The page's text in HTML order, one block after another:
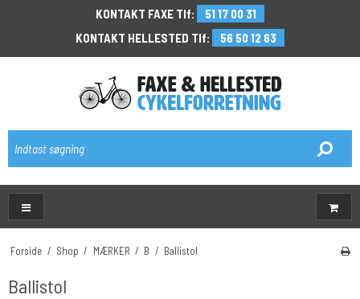
KONTAKT FAXE Tlf:
51 17 00 31
KONTAKT HELLESTED Tlf:
56 50 12 63
Forside / Shop / MÆRKER / B / Ballistol
Ballistol